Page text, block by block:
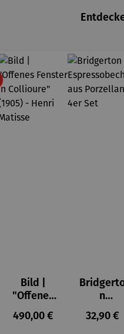
Bild |
"Offenes
Fenster in
Collioure"
Regulärer Preis:
490,00 €
n
Espresso
becher
32,90 €